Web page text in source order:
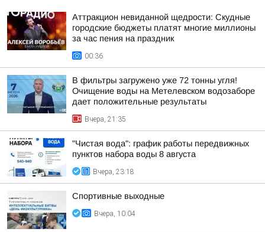
Аттракцион невиданной щедрости: Скудные
городские бюджеты платят многие миллионы
за час пения на праздник
00:36
В фильтры загружено уже 72 тонны угля!
Очищение воды на Метелевском водозаборе
дает положительные результаты
Вчера, 21:35
"Чистая вода": график работы передвижных
пунктов набора воды 8 августа
Вчера, 23:18
Спортивные выходные
Вчера, 10:04